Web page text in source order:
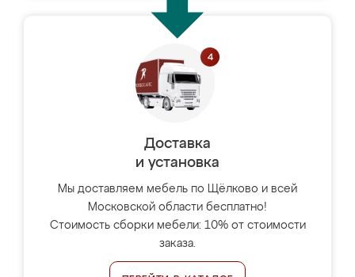
Доставка
и установка
Мы доставляем мебель по Щёлково и всей
Московской области бесплатно!
Стоимость сборки мебели: 10% от стоимости
заказа.